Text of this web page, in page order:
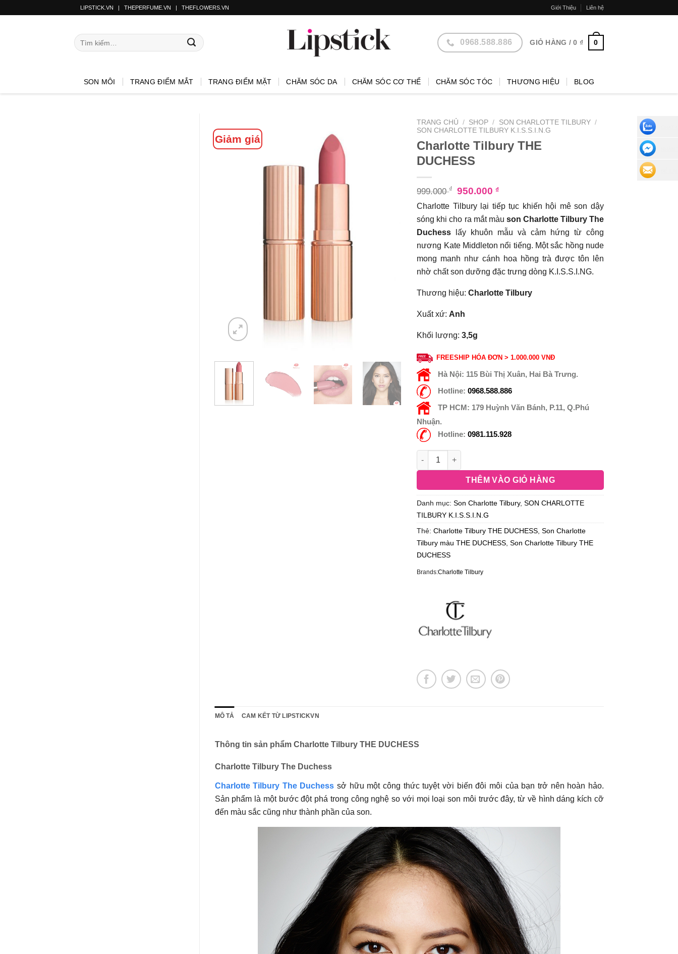
LIPSTICK.VN | THEPERFUME.VN | THEFLOWERS.VN Giới Thiệu Liên hệ
0968.588.886 GIỎ HÀNG /0 ₫ 0
SON MÔI TRANG ĐIỂM MẮT TRANG ĐIỂM MẶT CHĂM SÓC DA CHĂM SÓC CƠ THỂ CHĂM SÓC TÓC THƯƠNG HIỆU BLOG
Giảm giá
TRANG CHỦ / SHOP / SON CHARLOTTE TILBURY /
SON CHARLOTTE TILBURY K.I.S.S.I.N.G
Charlotte Tilbury THE
DUCHESS
999.000₫ 950.000 ₫
Charlotte Tilbury lại tiếp tục khiến hội mê son dậy
sóng khi cho ra mắt màu son Charlotte Tilbury The
Duchess
lấy khuôn mẫu và cảm hứng từ công
nương Kate Middleton nổi tiếng. Một sắc hồng nude
mong manh như cánh hoa hồng trà được tôn lên
nhờ chất son dưỡng đặc trưng dòng K.I.S.S.I.NG.
Thương hiệu:Charlotte Tilbury
Xuất xứ: Anh
Khối lượng: 3,5g
FREESHIP HÓA ĐƠN > 1.000.000 VNĐ
Hà Nội: 115 Bùi Thị Xuân, Hai Bà Trưng.
Hotline:0968.588.886
TP HCM: 179 Huỳnh Văn Bánh, P.11, Q.Phú
Nhuận.
Hotline:0981.115.928
THÊM VÀO GIỎ HÀNG
Danh mục:Son Charlotte Tilbury,SON CHARLOTTE
TILBURY K.I.S.S.I.N.G
Thẻ:Charlotte Tilbury THE DUCHESS ,Son Charlotte
Tilbury màu THE DUCHESS ,Son Charlotte Tilbury THE
DUCHESS
Brands:Charlotte Tilbury
MÔ TẢ CAM KẾT TỪ LIPSTICKVN
Thông tin sản phẩm Charlotte Tilbury THE DUCHESS
Charlotte Tilbury The Duchess
Charlotte Tilbury The Duchesssở hữu một công thức tuyệt vời biến đôi môi của bạn trở nên hoàn hảo.
Sản phẩm là một bước đột phá trong công nghệ so với mọi loại son môi trước đây, từ về hình dáng kích cỡ
đến màu sắc cũng như thành phần của son.